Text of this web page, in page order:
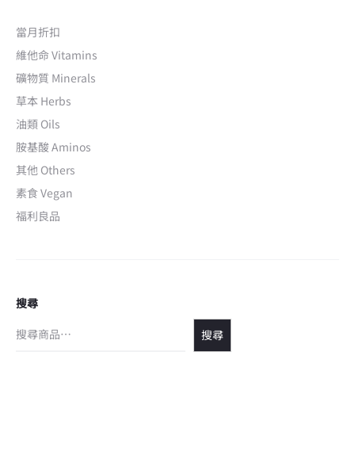
當月折扣
維他命 Vitamins
礦物質 Minerals
草本 Herbs
油類 Oils
胺基酸 Aminos
其他 Others
素食 Vegan
福利良品
搜尋
搜尋